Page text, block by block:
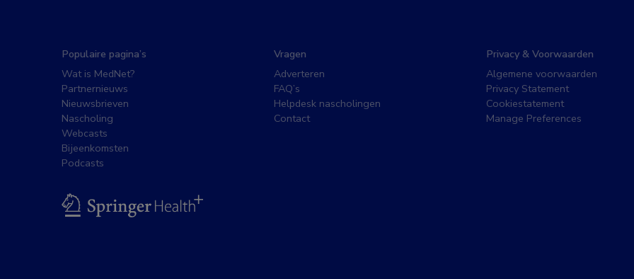
Populaire pagina’s
Wat is MedNet?
Partnernieuws
Nieuwsbrieven
Nascholing
Webcasts
Bijeenkomsten
Podcasts
Vragen
Adverteren
FAQ’s
Helpdesk nascholingen
Contact
Privacy & Voorwaarden
Algemene voorwaarden
Privacy Statement
Cookiestatement
Manage Preferences
BSL